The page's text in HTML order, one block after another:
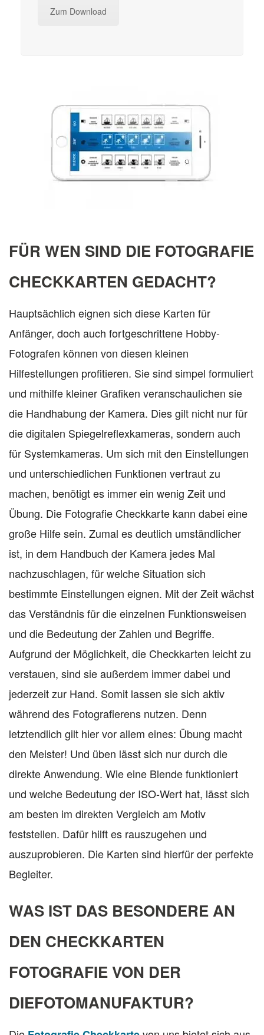
Zum Download
FÜR WEN SIND DIE FOTOGRAFIE
CHECKKARTEN GEDACHT?
Hauptsächlich eignen sich diese Karten für
Anfänger, doch auch fortgeschrittene Hobby-
Fotografen können von diesen kleinen
Hilfestellungen profitieren. Sie sind simpel formuliert
und mithilfe kleiner Grafiken veranschaulichen sie
die Handhabung der Kamera. Dies gilt nicht nur für
die digitalen Spiegelreflexkameras, sondern auch
für Systemkameras. Um sich mit den Einstellungen
und unterschiedlichen Funktionen vertraut zu
machen, benötigt es immer ein wenig Zeit und
Übung. Die Fotografie Checkkarte kann dabei eine
große Hilfe sein. Zumal es deutlich umständlicher
ist, in dem Handbuch der Kamera jedes Mal
nachzuschlagen, für welche Situation sich
bestimmte Einstellungen eignen. Mit der Zeit wächst
das Verständnis für die einzelnen Funktionsweisen
und die Bedeutung der Zahlen und Begriffe.
Aufgrund der Möglichkeit, die Checkkarten leicht zu
verstauen, sind sie außerdem immer dabei und
jederzeit zur Hand. Somit lassen sie sich aktiv
während des Fotografierens nutzen. Denn
letztendlich gilt hier vor allem eines: Übung macht
den Meister! Und üben lässt sich nur durch die
direkte Anwendung. Wie eine Blende funktioniert
und welche Bedeutung der ISO-Wert hat, lässt sich
am besten im direkten Vergleich am Motiv
feststellen. Dafür hilft es rauszugehen und
auszuprobieren. Die Karten sind hierfür der perfekte
Begleiter.
WAS IST DAS BESONDERE AN
DEN CHECKKARTEN
FOTOGRAFIE VON DER
DIEFOTOMANUFAKTUR?